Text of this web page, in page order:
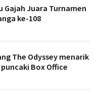
Gajah Juara Turnamen
ke-108
The Odyssey menarik
Box Office